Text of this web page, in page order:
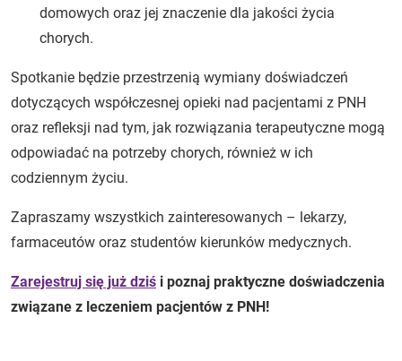
domowych oraz jej znaczenie dla jakości życia
chorych.
Spotkanie będzie przestrzenią wymiany doświadczeń
dotyczących współczesnej opieki nad pacjentami z PNH
oraz refleksji nad tym, jak rozwiązania terapeutyczne mogą
odpowiadać na potrzeby chorych, również w ich
codziennym życiu.
Zapraszamy wszystkich zainteresowanych – lekarzy,
farmaceutów oraz studentów kierunków medycznych.
Zarejestruj się już dziś i poznaj praktyczne doświadczenia
związane z leczeniem pacjentów z PNH!